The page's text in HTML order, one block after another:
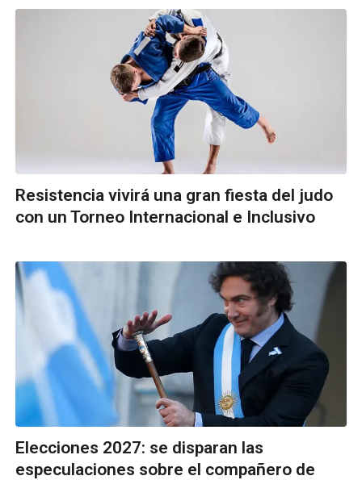
Resistencia vivirá una gran fiesta del judo
con un Torneo Internacional e Inclusivo
Elecciones 2027: se disparan las
especulaciones sobre el compañero de